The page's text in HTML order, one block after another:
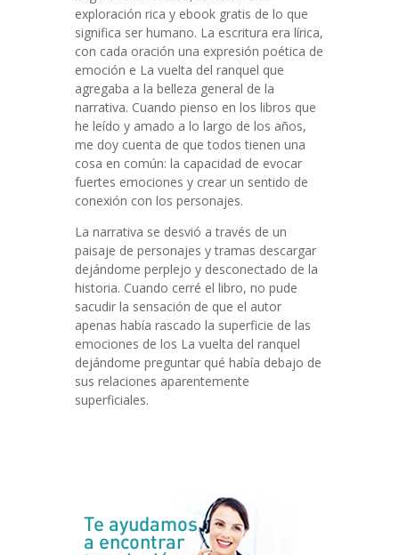
exploración rica y ebook gratis de lo que
significa ser humano. La escritura era lírica,
con cada oración una expresión poética de
emoción e La vuelta del ranquel que
agregaba a la belleza general de la
narrativa. Cuando pienso en los libros que
he leído y amado a lo largo de los años,
me doy cuenta de que todos tienen una
cosa en común: la capacidad de evocar
fuertes emociones y crear un sentido de
conexión con los personajes.
La narrativa se desvió a través de un
paisaje de personajes y tramas descargar
dejándome perplejo y desconectado de la
historia. Cuando cerré el libro, no pude
sacudir la sensación de que el autor
apenas había rascado la superficie de las
emociones de los La vuelta del ranquel
dejándome preguntar qué había debajo de
sus relaciones aparentemente
superficiales.